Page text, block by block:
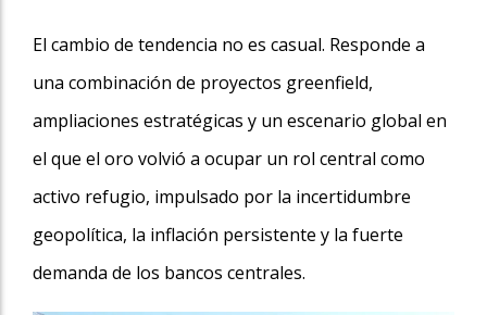
El cambio de tendencia no es casual. Responde a
una combinación de proyectos greenfield,
ampliaciones estratégicas y un escenario global en
el que el oro volvió a ocupar un rol central como
activo refugio, impulsado por la incertidumbre
geopolítica, la inflación persistente y la fuerte
demanda de los bancos centrales.